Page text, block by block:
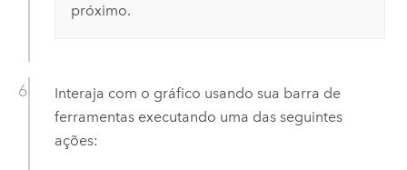
próximo.
Interaja com o gráfico usando sua barra de
ferramentas executando uma das seguintes
ações: